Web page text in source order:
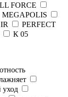
FORCE
MEGAPOLIS
PERFECT
К 05
уход